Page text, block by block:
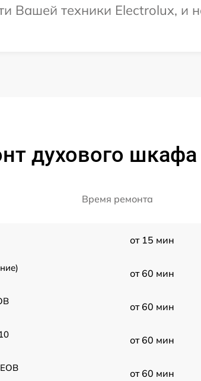
Вашей техники Electrolux, и
духового шкафа
Время ремонта
от 15 мин
от 60 мин
от 60 мин
от 60 мин
от 60 мин